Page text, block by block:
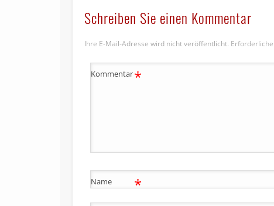
Schreiben Sie einen Kommentar
Ihre E-Mail-Adresse wird nicht veröffentlicht.
Kommentar*
Name *